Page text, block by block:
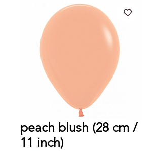
peach blush (28 cm /
11 inch)